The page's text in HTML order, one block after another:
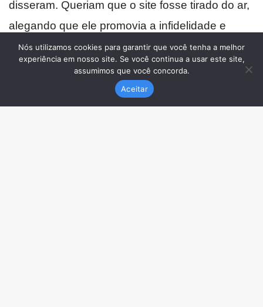
Nós utilizamos cookies para garantir que você tenha a melhor
experiência em nosso site. Se você continua a usar este site,
assumimos que você concorda.
Aceitar